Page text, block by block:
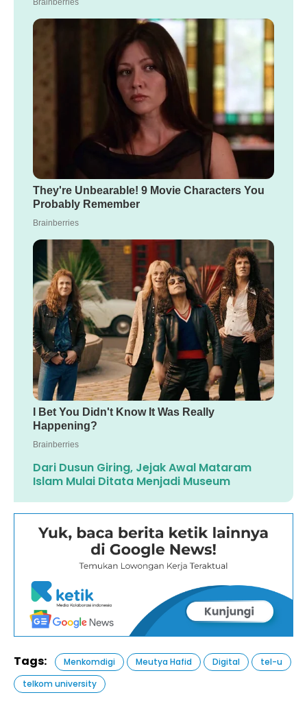
Dari Dusun Giring, Jejak Awal Mataram
Islam Mulai Ditata Menjadi Museum
Tags: Menkomdigi Meutya Hafid Digital
tel-u
telkom university